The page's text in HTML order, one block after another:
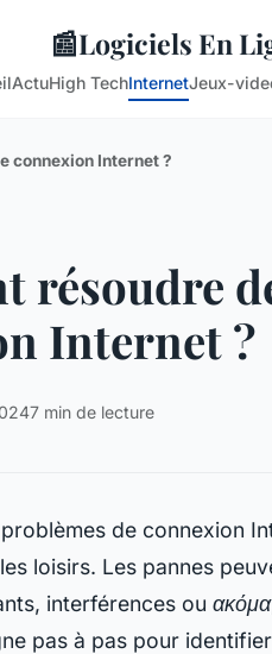
📰Logiciels En
ActuHigh TechInternetJeux-
connexion Internet ?
résoudre
Internet ?
7 min de lecture
de connexion
loisirs. Les pannes
interférences ou
pas à pas pour